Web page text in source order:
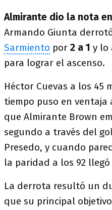
Almirante dio la nota
Armando Giunta
Sarmiento por 2 a 1 y lo
para lograr el ascenso.
Héctor Cuevas a los 45
tiempo puso en ventaja
que Almirante Brown
segundo a través del
Presedo, y cuando
la paridad a los 92
La derrota resultó un
que su principal